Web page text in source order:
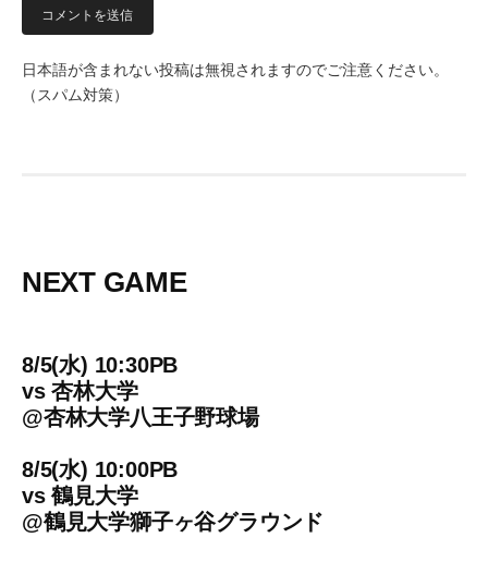
日本語が含まれない投稿は無視されますのでご注意ください。
（スパム対策）
NEXT GAME
8/5(水) 10:30PB
vs杏林大学
@杏林大学八王子野球場
8/5(水) 10:00PB
vs鶴見大学
@鶴見大学獅子ヶ谷グラウンド